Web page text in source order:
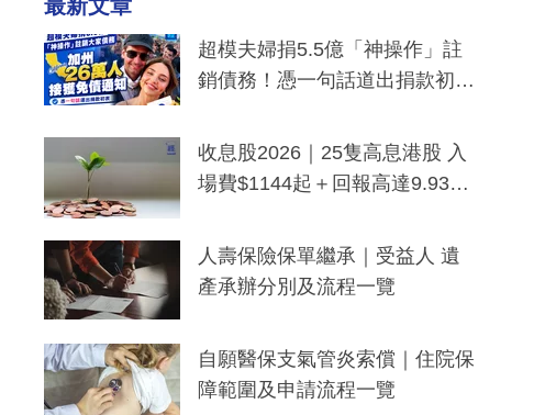
最新文章
超模夫婦捐5.5億「神操作」註
銷債務！憑一句話道出捐款初
一度被誤當詐騙手段
收息股2026｜25隻高息港股 入
場費$1144起＋回報高達9.93
人壽保險保單繼承｜受益人 遺
產承辦分別及流程一覽
自願醫保支氣管炎索償｜住院保
障範圍及申請流程一覽